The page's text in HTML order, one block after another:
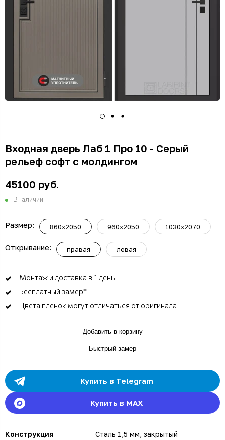
Входная дверь Лаб 1 Про 10 - Серый
рельеф софт с молдингом
45100 руб.
В наличии
Размер: 860х2050 960х2050 1030х2070
Открывание: правая левая
Монтаж и доставка в 1 день
Бесплатный замер*
Цвета пленок могут отличаться от оригинала
Добавить в корзину
Быстрый замер
Купить в Telegram
Купить в MAX
Конструкция
Сталь 1,5 мм, закрытый